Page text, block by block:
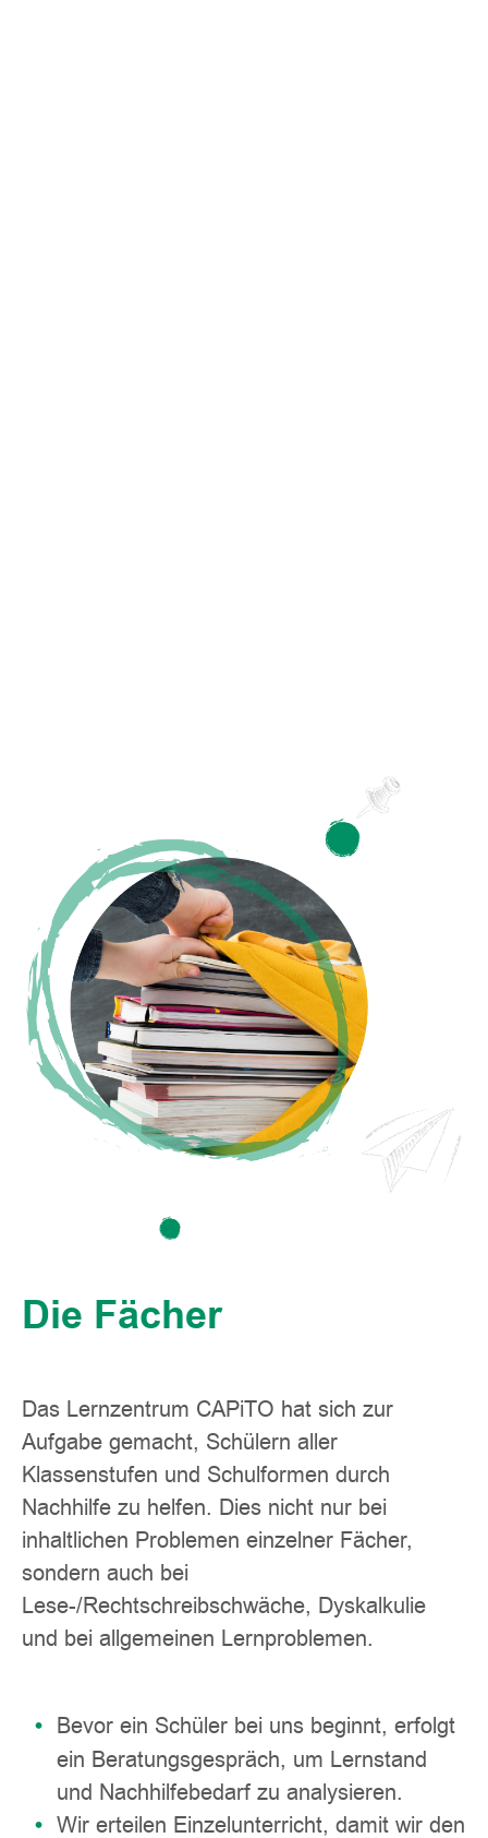
Die Fächer
Das Lernzentrum CAPiTO hat sich zur
Aufgabe gemacht, Schülern aller
Klassenstufen und Schulformen durch
Nachhilfe zu helfen. Dies nicht nur bei
inhaltlichen Problemen einzelner Fächer,
sondern auch bei
Lese-/Rechtschreibschwäche, Dyskalkulie
und bei allgemeinen Lernproblemen.
Bevor ein Schüler bei uns beginnt, erfolgt
ein Beratungsgespräch, um Lernstand
und Nachhilfebedarf zu analysieren.
Wir erteilen Einzelunterricht, damit wir den